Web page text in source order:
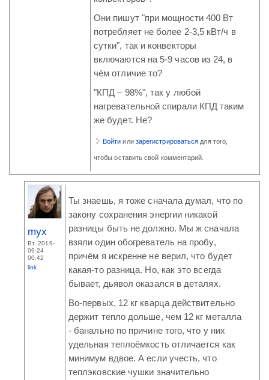
Они пишут "при мощности 400 Вт
потребляет не более 2-3,5 кВт/ч в
сутки", так и конвекторы
включаются на 5-9 часов из 24, в
чём отличие то?
"КПД – 98%", так у любой
нагревательной спирали КПД таким
же будет. Не?
Войти или зарегистрироваться для того,
чтобы оставить свой комментарий.
myx
Вт, 2019-
09-24
00:42
link
Ты знаешь, я тоже сначала думал, что по
закону сохранения энергии никакой
разницы быть не должно. Мы ж сначала
взяли один обогреватель на пробу,
причём я искренне не верил, что будет
какая-то разница. Но, как это всегда
бывает, дьявол оказался в деталях.
Во-первых, 12 кг кварца действительно
держит тепло дольше, чем 12 кг металла
- банально по причине того, что у них
удельная теплоёмкость отличается как
минимум вдвое. А если учесть, что
теплэковские чушки значительно